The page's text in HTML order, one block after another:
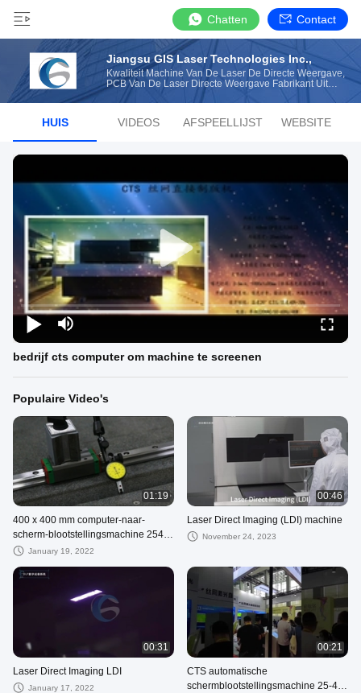
Chatten Contact
Jiangsu GIS Laser Technologies Inc.,
Kwaliteit Machine Van De Laser De Directe Weergave,
PCB Van De Laser Directe Weergave Fabrikant Uit
HUIS VIDEOS AFSPEELLIJST WEBSITE
bedrijf cts computer om machine te screenen
Populaire Video's
01:19
400 x 400 mm computer-naar-
scherm-blootstellingsmachine 2540
dpi CTS100
January 19, 2022
00:46
Laser Direct Imaging (LDI) machine
November 24, 2023
00:31
Laser Direct Imaging LDI
January 17, 2022
00:21
CTS automatische
schermblootstellingsmachine 25-45